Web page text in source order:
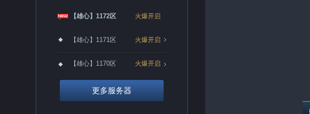
火爆开启
【雄心】1172区
火爆开启
【雄心】1171区
火爆开启
【雄心】1170区
更多服务器